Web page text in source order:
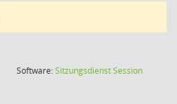
Software:SitzungsdienstSession(Wird in